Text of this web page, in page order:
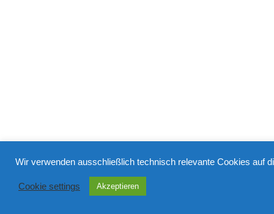
Wir verwenden ausschließlich technisch relevante Cookies auf
Cookie settings Akzeptieren